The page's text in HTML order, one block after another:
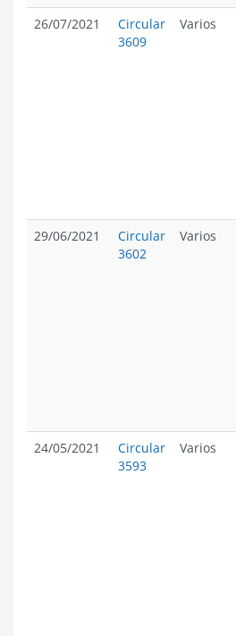
26/07/2021
Circular
3609
Varios
29/06/2021
Circular
3602
Varios
24/05/2021
Circular
3593
Varios